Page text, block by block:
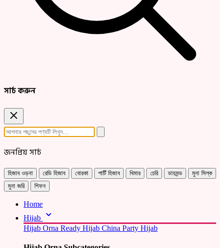
সার্চ করুন
জনপ্রিয় সার্চ
হিজাব ওড়না রেডি হিজাব বোরকা পার্টি হিজাব খিমার চেরি ডায়মন্ড
মুনা সিল্ক
মুনা জরি
শিফন
Home
Hijab
Hijab Orna Ready Hijab China Party Hijab